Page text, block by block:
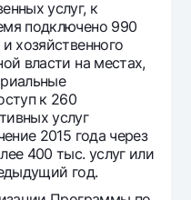
услуг, к
подключено 990
хозяйственного
власти на местах,
к 260
услуг
2015 года через
400 тыс. услуг или
год.